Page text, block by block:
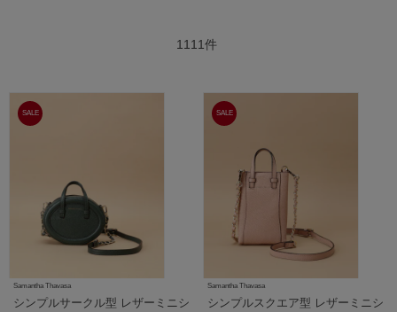
1111件
SALE
Samantha Thavasa
シンプルサークル型 レザーミニシ
SALE
Samantha Thavasa
シンプルスクエア型 レザーミニシ